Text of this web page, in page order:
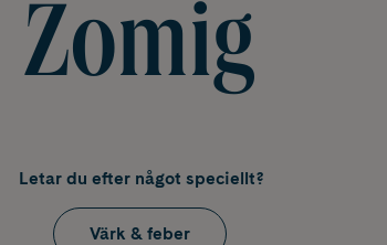
Zomig
Letar du efter något speciellt?
Värk & feber